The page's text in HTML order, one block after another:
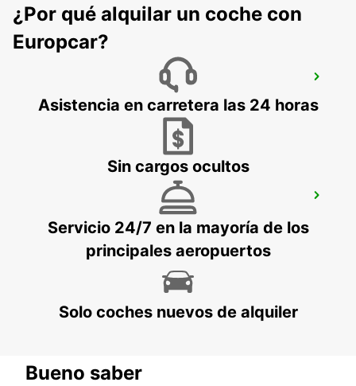
LISBOA - PORTUGAL
CORROIOS - PORTUGAL
¿Por qué alquilar un coche con
Europcar?
Asistencia en carretera las 24 horas
Sin cargos ocultos
Servicio 24/7 en la mayoría de los
principales aeropuertos
Solo coches nuevos de alquiler
Bueno saber